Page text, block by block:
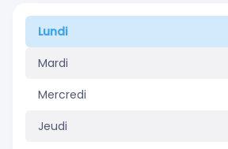
Lundi
Mardi
Mercredi
Jeudi